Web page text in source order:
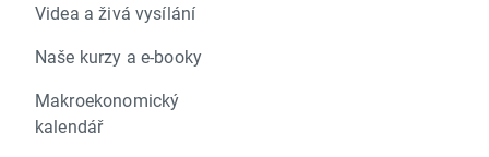
Videa a živá vysílání
Naše kurzy a e-booky
Makroekonomický
kalendář